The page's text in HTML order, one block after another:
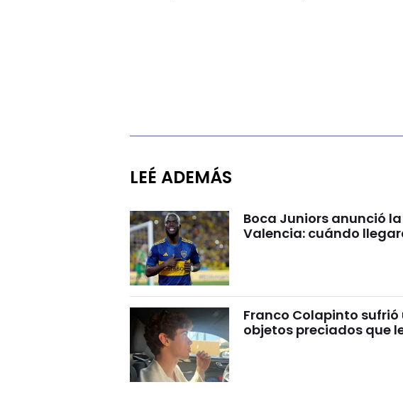
LEÉ ADEMÁS
Boca Juniors anunció
Valencia: cuándo
Franco Colapinto sufrió
objetos preciados que